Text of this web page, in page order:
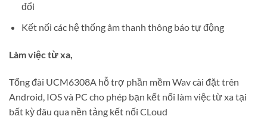
đổi
Kết nối các hệ thống âm thanh thông báo tự động
Làm việc từ xa,
Tổng đài UCM6308A hỗ trợ phần mềm Wav cài đặt trên
Android, IOS và PC cho phép bạn kết nối làm việc từ xa tại
bất kỳ đâu qua nền tảng kết nối CLoud